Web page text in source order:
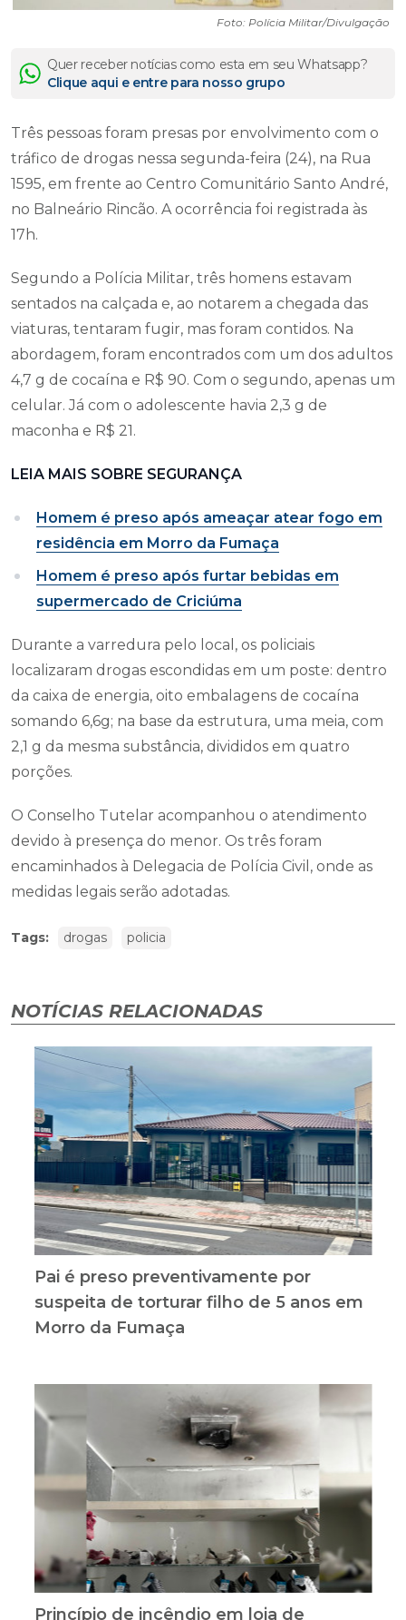
Foto: Polícia Militar/Divulgação
Quer receber notícias como esta em seu Whatsapp?
Clique aqui e entre para nosso grupo
Três pessoas foram presas por envolvimento com o
tráfico de drogas nessa segunda-feira (24), na Rua
1595, em frente ao Centro Comunitário Santo André,
no Balneário Rincão. A ocorrência foi registrada às
17h.
Segundo a Polícia Militar, três homens estavam
sentados na calçada e, ao notarem a chegada das
viaturas, tentaram fugir, mas foram contidos. Na
abordagem, foram encontrados com um dos adultos
4,7 g de cocaína e R$ 90. Com o segundo, apenas um
celular. Já com o adolescente havia 2,3 g de
maconha e R$ 21.
LEIA MAIS SOBRE SEGURANÇA
Homem é preso após ameaçar atear fogo em
residência em Morro da Fumaça
Homem é preso após furtar bebidas em
supermercado de Criciúma
Durante a varredura pelo local, os policiais
localizaram drogas escondidas em um poste: dentro
da caixa de energia, oito embalagens de cocaína
somando 6,6g; na base da estrutura, uma meia, com
2,1 g da mesma substância, divididos em quatro
porções.
O Conselho Tutelar acompanhou o atendimento
devido à presença do menor. Os três foram
encaminhados à Delegacia de Polícia Civil, onde as
medidas legais serão adotadas.
Tags: drogas policia
NOTÍCIAS RELACIONADAS
Pai é preso preventivamente por
suspeita de torturar filho de 5 anos em
Morro da Fumaça
Princípio de incêndio em loja de